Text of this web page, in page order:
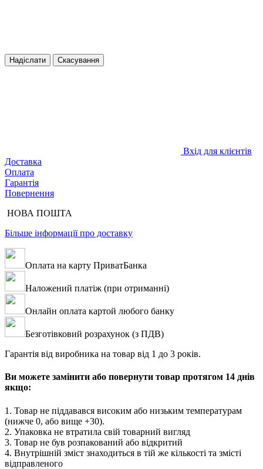
Надіслати Скасування
Вхід для клієнтів
Доставка
Оплата
Гарантія
Повернення
НОВА ПОШТА
Більше інформації про доставку
Оплата на карту ПриватБанка
Наложений платіж (при отриманні)
Онлайн оплата картой любого банку
Безготівковий розрахунок (з ПДВ)
Гарантія від виробника на товар від 1 до 3 років.
Ви можете замінити або повернути товар протягом 14 днів
якщо:
1. Товар не піддавався високим або низьким температурам
(нижче 0, або вище +30).
2. Упаковка не втратила свій товарний вигляд
3. Товар не був розпакований або відкритий
4. Внутрішній зміст знаходиться в тій же кількості та змісті
відправленого